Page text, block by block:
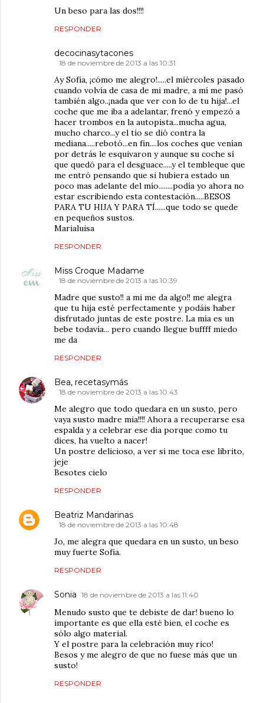
Un beso para las dos!!!!
RESPONDER
decocinasytacones
18 de noviembre de 2013 a las 10:31
Ay Sofía, ¡cómo me alegro!.....el miércoles pasado
cuando volvía de casa de mi madre, a mí me pasó
también algo..¡nada que ver con lo de tu hija!...el
coche que me iba a adelantar, frenó y empezó a
hacer trombos en la autopista...mucha agua,
mucho charco...y el tío se dió contra la
mediana.....rebotó...en fín....los coches que venían
por detrás le esquivaron y aunque su coche sí
que quedó para el desguace.....y el tembleque que
me entró pensando que si hubiera estado un
poco mas adelante del mío........podía yo ahora no
estar escribiendo esta contestación.....BESOS
PARA TU HIJA Y PARA TÍ......que todo se quede
en pequeños sustos.
Marialuisa
RESPONDER
Miss Croque Madame
18 de noviembre de 2013 a las 10:39
Madre que susto!! a mi me da algo!! me alegra
que tu hija esté perfectamente y podáis haber
disfrutado juntas de este postre. La mía es un
bebe todavía... pero cuando llegue buffff miedo
me da
RESPONDER
Bea, recetasymás
18 de noviembre de 2013 a las 10:43
Me alegro que todo quedara en un susto, pero
vaya susto madre mia!!!! Ahora a recuperarse esa
espalda y a celebrar ese dia porque como tu
dices, ha vuelto a nacer!
Un postre delicioso, a ver si me toca ese librito,
jeje
Besotes cielo
RESPONDER
Beatriz Mandarinas
18 de noviembre de 2013 a las 10:48
Jo, me alegra que quedara en un susto, un beso
muy fuerte Sofía.
RESPONDER
Sonia 18 de noviembre de 2013 a las 11:40
Menudo susto que te debiste de dar! bueno lo
importante es que ella esté bien, el coche es
sólo algo material.
Y el postre para la celebración muy rico!
Besos y me alegro de que no fuese más que un
susto!
RESPONDER